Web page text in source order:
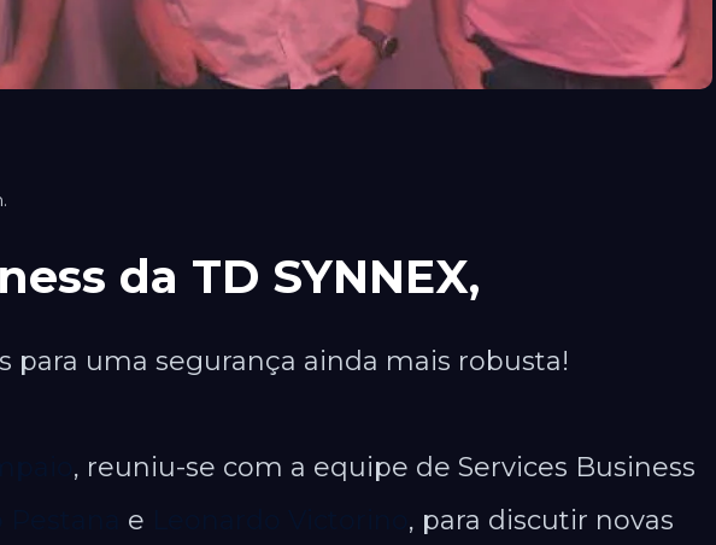
da TD SYNNEX,
para uma segurança ainda mais robusta!
, reuniu-se com a equipe de Services Business
e
, para discutir novas